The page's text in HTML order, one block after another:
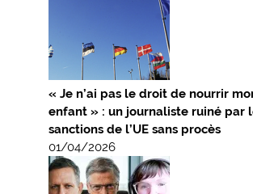
« Je n’ai pas le droit de nourrir
enfant » : un journaliste ruiné par
sanctions de l’UE sans procès
01/04/2026